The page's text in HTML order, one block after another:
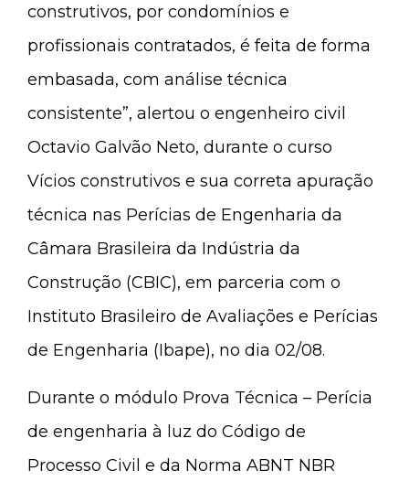
construtivos, por condomínios e
profissionais contratados, é feita de forma
embasada, com análise técnica
consistente”, alertou o engenheiro civil
Octavio Galvão Neto, durante o curso
Vícios construtivos e sua correta apuração
técnica nas Perícias de Engenharia da
Câmara Brasileira da Indústria da
Construção (CBIC), em parceria com o
Instituto Brasileiro de Avaliações e Perícias
de Engenharia (Ibape), no dia 02/08.
Durante o módulo Prova Técnica – Perícia
de engenharia à luz do Código de
Processo Civil e da Norma ABNT NBR